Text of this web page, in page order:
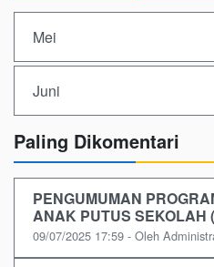
Mei
Juni
Paling Dikomentari
PENGUMUMAN
ANAK PUTUS SEKOLAH
09/07/2025 17:59 - Oleh